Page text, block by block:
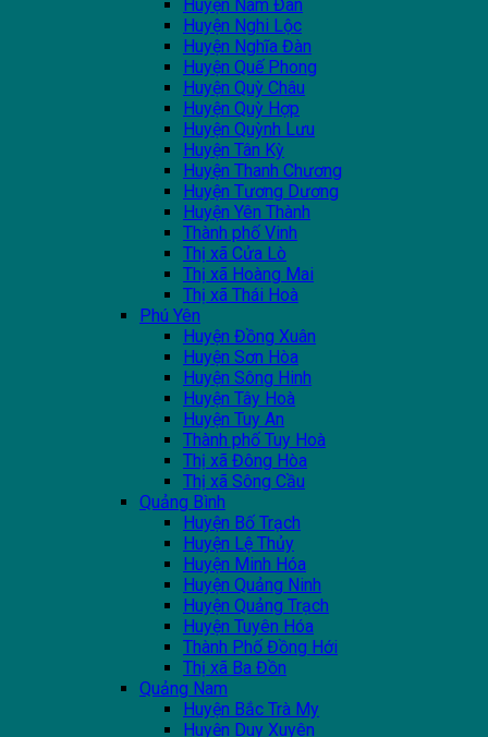
Huyện Nam Đàn
Huyện Nghi Lộc
Huyện Nghĩa Đàn
Huyện Quế Phong
Huyện Quỳ Châu
Huyện Quỳ Hợp
Huyện Quỳnh Lưu
Huyện Tân Kỳ
Huyện Thanh Chương
Huyện Tương Dương
Huyện Yên Thành
Thành phố Vinh
Thị xã Cửa Lò
Thị xã Hoàng Mai
Thị xã Thái Hoà
Phú Yên
Huyện Đồng Xuân
Huyện Sơn Hòa
Huyện Sông Hinh
Huyện Tây Hoà
Huyện Tuy An
Thành phố Tuy Hoà
Thị xã Đông Hòa
Thị xã Sông Cầu
Quảng Bình
Huyện Bố Trạch
Huyện Lệ Thủy
Huyện Minh Hóa
Huyện Quảng Ninh
Huyện Quảng Trạch
Huyện Tuyên Hóa
Thành Phố Đồng Hới
Thị xã Ba Đồn
Quảng Nam
Huyện Bắc Trà My
Huyện Duy Xuyên